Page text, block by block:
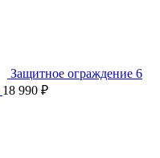
Защитное ограждение 6
18 990 ₽